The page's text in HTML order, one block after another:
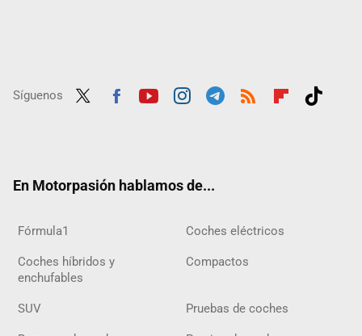
Síguenos
En Motorpasión hablamos de...
Fórmula1 Coches eléctricos
Coches híbridos y
enchufables
Compactos
SUV Pruebas de coches